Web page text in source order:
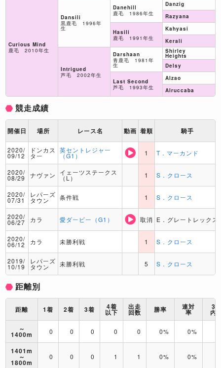
Curious Mind
鹿毛 2010年生
Dansili
黒鹿毛 1996年
生
Intrigued
芦毛 2002年生
Danehill
鹿毛 1986年生
Hasili
鹿毛 1991年生
Darshaan
青鹿毛 1981年
生
Last Second
芦毛 1993年生
Danzig
Razyana
Kahyasi
Kerali
Shirley
Heights
Delsy
Alzao
Alruccaba
競走成績
開催日 場所 レース名 動画 着順 騎手
2020/
09/12
ドンカス
ター
英セントレジャー
（G1） 1 T．マーカンド
2020/
08/29 ナヴァン イェーツステークス
（L） 1 S．クロース
2020/
07/31
レパーズ
タウン 条件戦 1 S．クロース
2020/
06/27 カラ 愛ダービー（G1） 取消 E．グレートレックス
2020/
06/12 カラ 未勝利戦 1 S．クロース
2019/
10/19
レパーズ
タウン 未勝利戦 5 S．クロース
距離別
距離 1着 2着 3着 4着
以下
出走
回数 勝率 連対
率
3
内
～
1400m 0 0 0 0 0 0% 0%
1401m
～
1800m
0 0 0 1 1 0% 0%